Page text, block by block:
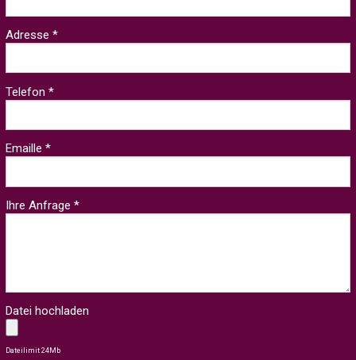
Adresse *
Telefon *
Emaille *
Ihre Anfrage *
Datei hochladen
Dateilimit 24Mb